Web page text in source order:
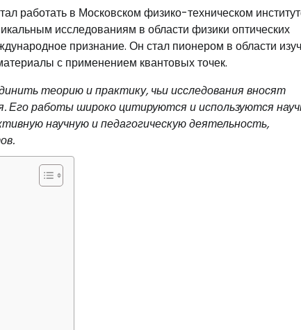
работать в Московском физико-техническом
исследованиям в области физики оптических
признание. Он стал пионером в области
с применением квантовых точек.
теорию и практику, чьи исследования вносят
Его работы широко цитируются и используются
научную и педагогическую деятельность,